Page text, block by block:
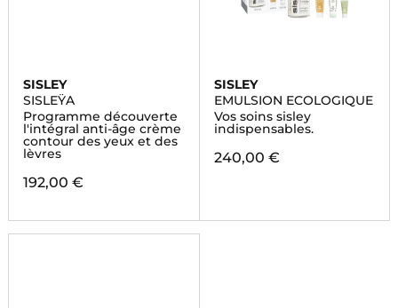
SISLEY
SISLEŸA
Programme découverte
l'intégral anti-âge crème
contour des yeux et des
lèvres
192,00 €
SISLEY
EMULSION ECOLOGIQUE
Vos soins sisley
indispensables.
240,00 €